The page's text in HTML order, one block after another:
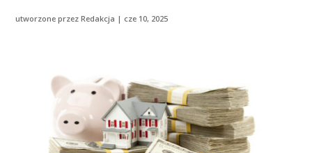
utworzone przezRedakcja | cze 10, 2025